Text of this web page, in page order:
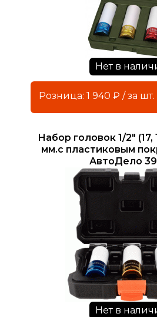
Нет в
Розница: 1 940 ₽ / за шт.
Набор головок 1/2" (17,
мм.с пластиковым
АвтоДело
Нет в